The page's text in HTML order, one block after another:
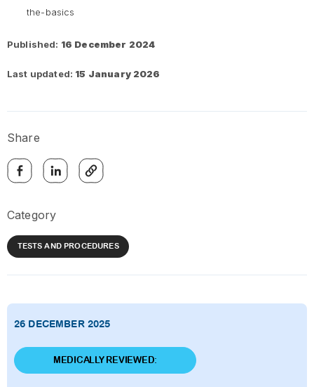
the-basics
Published: 16 December 2024
Last updated: 15 January 2026
Share
Category
TESTS AND PROCEDURES
26 DECEMBER 2025
MEDICALLY REVIEWED: